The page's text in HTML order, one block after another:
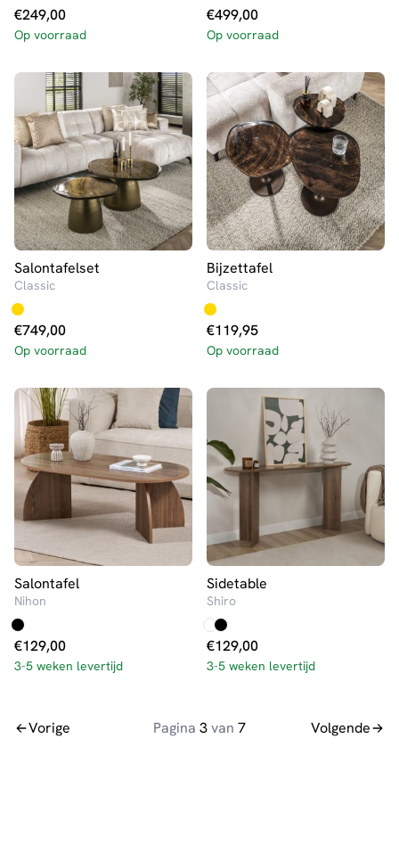
€249,00
Op voorraad
€499,00
Op voorraad
Salontafelset
Classic
€749,00
Op voorraad
Bijzettafel
Classic
€119,95
Op voorraad
Salontafel
Nihon
€129,00
3-5 weken levertijd
Sidetable
Shiro
€129,00
3-5 weken levertijd
Vorige Pagina 3van 7 Volgende